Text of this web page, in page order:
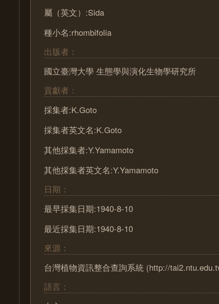
屬（英文）:Sida
種小名:rhombifolia
出版者：
國立臺灣大學 生態學與演化生物學研究所
貢獻者：
採集者:K.Goto
採集者英文名:K.Goto
其他採集者:Y.Yamamoto
其他採集者英文名:Y.Yamamoto
日期：
最早採集日期:1940-8-10
最近採集日期:1940-8-10
來源：
台灣植物資訊整合查詢系統 (http://
語言：